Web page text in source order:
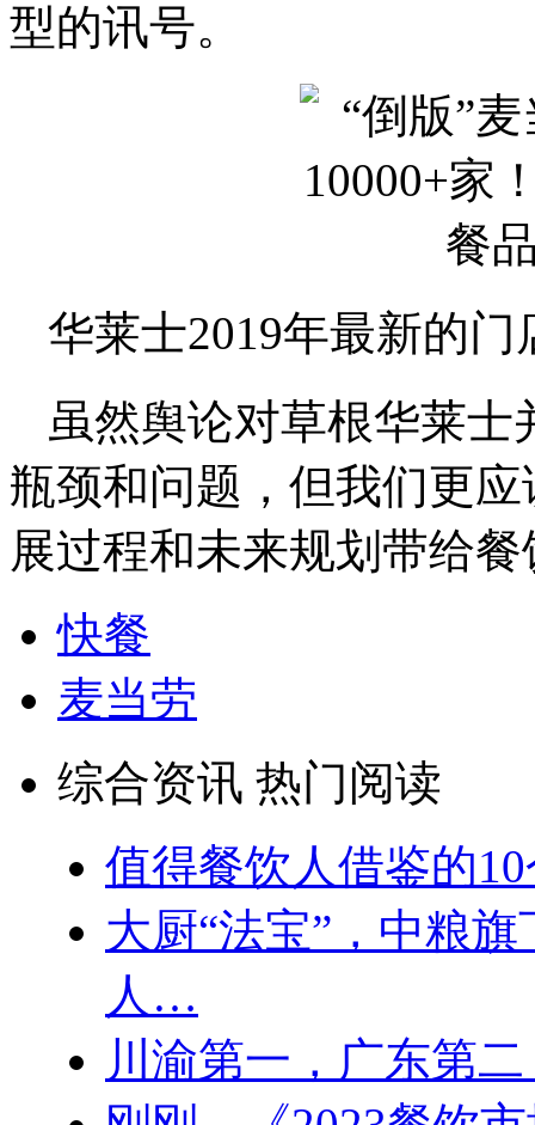
型的讯号。
华莱士2019年最新的门
虽然舆论对草根华莱
瓶颈和问题，但我们更
展过程和未来规划带给
快餐
麦当劳
综合资讯 热门阅读
值得餐饮人借鉴的
大厨“法宝”，中粮
人…
川渝第一，广东第